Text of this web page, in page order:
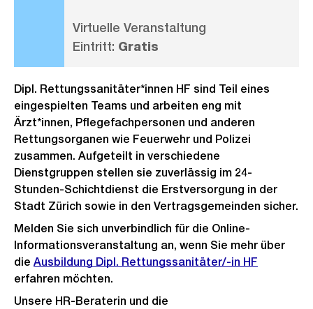
Virtuelle Veranstaltung
Eintritt: Gratis
Dipl. Rettungssanitäter*innen HF sind Teil eines
eingespielten Teams und arbeiten eng mit
Ärzt*innen, Pflegefachpersonen und anderen
Rettungsorganen wie Feuerwehr und Polizei
zusammen. Aufgeteilt in verschiedene
Dienstgruppen stellen sie zuverlässig im 24-
Stunden-Schichtdienst die Erstversorgung in der
Stadt Zürich sowie in den Vertragsgemeinden sicher.
Melden Sie sich unverbindlich für die Online-
Informationsveranstaltung an, wenn Sie mehr über
die Ausbildung Dipl. Rettungssanitäter/-in HF
erfahren möchten.
Unsere HR-Beraterin und die